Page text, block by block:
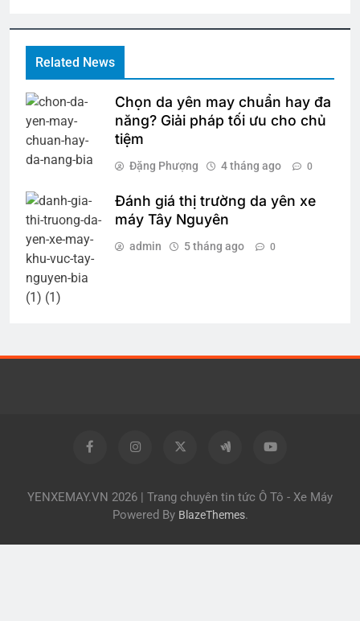
Related News
Chọn da yên may chuẩn hay đa
năng? Giải pháp tối ưu cho chủ
tiệm
Đặng Phượng 4 tháng ago 0
Đánh giá thị trường da yên xe
máy Tây Nguyên
admin 5 tháng ago 0
YENXEMAY.VN 2026 | Trang chuyên tin tức Ô Tô - Xe Máy
Powered By BlazeThemes.